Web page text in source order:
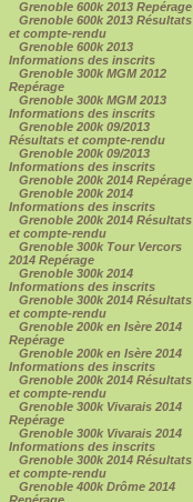
Grenoble 600k 2013 Repérage
Grenoble 600k 2013 Résultats
et compte-rendu
Grenoble 600k 2013
Informations des inscrits
Grenoble 300k MGM 2012
Repérage
Grenoble 300k MGM 2013
Informations des inscrits
Grenoble 200k 09/2013
Résultats et compte-rendu
Grenoble 200k 09/2013
Informations des inscrits
Grenoble 200k 2014 Repérage
Grenoble 200k 2014
Informations des inscrits
Grenoble 200k 2014 Résultats
et compte-rendu
Grenoble 300k Tour Vercors
2014 Repérage
Grenoble 300k 2014
Informations des inscrits
Grenoble 300k 2014 Résultats
et compte-rendu
Grenoble 200k en Isère 2014
Repérage
Grenoble 200k en Isère 2014
Informations des inscrits
Grenoble 200k 2014 Résultats
et compte-rendu
Grenoble 300k Vivarais 2014
Repérage
Grenoble 300k Vivarais 2014
Informations des inscrits
Grenoble 300k 2014 Résultats
et compte-rendu
Grenoble 400k Drôme 2014